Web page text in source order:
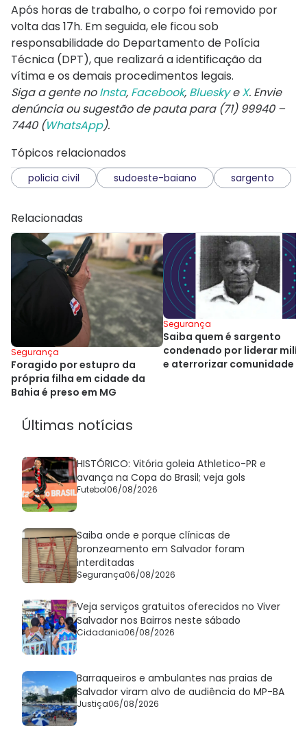
Após horas de trabalho, o corpo foi removido por
volta das 17h. Em seguida, ele ficou sob
responsabilidade do Departamento de Polícia
Técnica (DPT), que realizará a identificação da
vítima e os demais procedimentos legais.
Siga a gente noInsta, Facebook, BlueskyeX. Envie
denúncia ou sugestão de pauta para (71) 99940 –
7440 (WhatsApp).
Tópicos relacionados
policia civil sudoeste-baiano sargento
Relacionadas
Segurança
Foragido por estupro da
própria filha em cidade da
Bahia é preso em MG
Segurança
Saiba quem é sargento
condenado por liderar
e aterrorizar comunidade
Últimas notícias
HISTÓRICO: Vitória goleia Athletico-PR e
avança na Copa do Brasil; veja gols
Futebol06/08/2026
Saiba onde e porque clínicas de
bronzeamento em Salvador foram
interditadas
Segurança06/08/2026
Veja serviços gratuitos oferecidos no Viver
Salvador nos Bairros neste sábado
Cidadania06/08/2026
Barraqueiros e ambulantes nas praias de
Salvador viram alvo de audiência do MP-BA
Justiça06/08/2026